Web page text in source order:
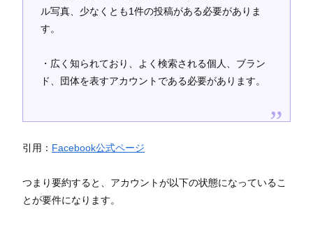
ル写真、少なくとも1件の投稿がある必要がありま
す。
・広く知られており、よく検索される個人、ブラン
ド、団体を表すアカウントである必要があります。
引用： Facebook公式ページ
つまり要約すると、アカウントが以下の状態になっているこ
とが要件になります。